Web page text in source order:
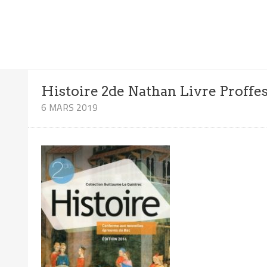
Histoire 2de Nathan Livre
6 MARS 2019